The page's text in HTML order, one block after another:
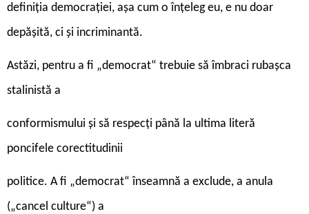
definiția democrației, așa cum o înțeleg eu, e nu doar
depășită, ci și incriminantă.
Astăzi, pentru a fi „democrat“ trebuie să îmbraci rubașca
stalinistă a
conformismului și să respecți până la ultima literă
poncifele corectitudinii
politice. A fi „democrat“ înseamnă a exclude, a anula
(„cancel culture“) a